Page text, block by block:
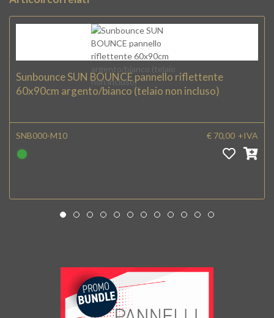
Sunbounce SUN BOUNCE pannello riflettente
60x90cm argento/bianco (telaio non incluso)
SNB000-M10 € 70,00 +IVA